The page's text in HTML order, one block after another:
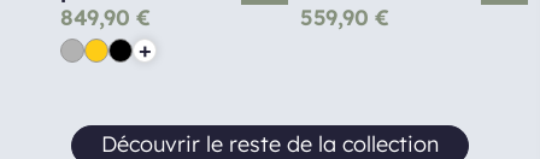
849,90 €
+
559,90 €
Découvrir le reste de la collection